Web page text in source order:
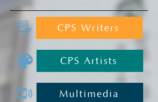
CPS Writers
CPS Artists
Multimedia